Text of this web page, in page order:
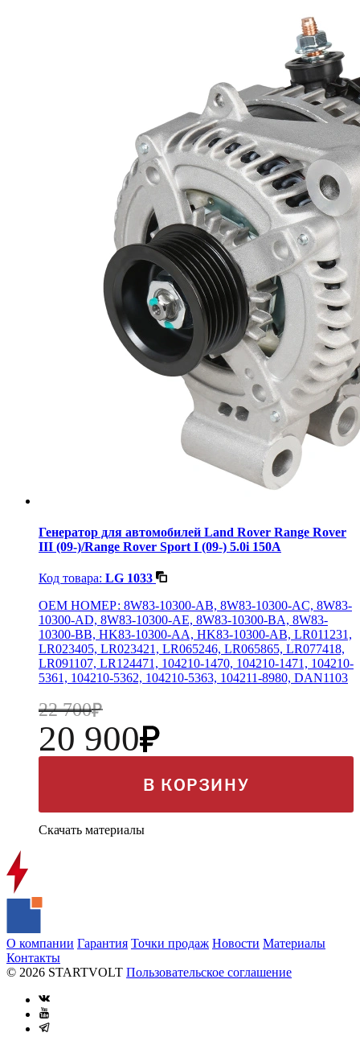
Генератор для автомобилей Land Rover Range Rover
III (09-)/Range Rover Sport I (09-) 5.0i 150A
Код товара: LG 1033
OEM НОМЕР: 8W83-10300-AB, 8W83-10300-AC, 8W83-
10300-AD, 8W83-10300-AE, 8W83-10300-BA, 8W83-
10300-BB, HK83-10300-AA, HK83-10300-AB, LR011231,
LR023405, LR023421, LR065246, LR065865, LR077418,
LR091107, LR124471, 104210-1470, 104210-1471, 104210-
5361, 104210-5362, 104210-5363, 104211-8980, DAN1103
22 700
20 900
В КОРЗИНУ
Скачать материалы
О компании Гарантия Точки продаж Новости Материалы
Контакты
© 2026 STARTVOLT Пользовательское соглашение